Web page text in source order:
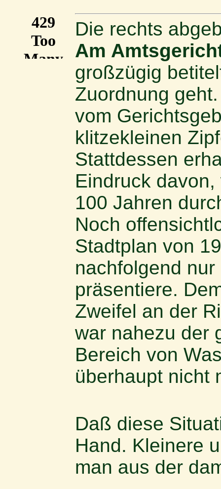
Die rechts
Am
großzügig
Zuordnung
vom
klitzekleinen
Stattdessen
Eindruck
100 Jahren
Noch
Stadtplan von
nachfolgend
präsentiere.
Zweifel an der
war nahezu der
Bereich von
überhaupt nicht
Daß diese
Hand. Kleinere
man aus der